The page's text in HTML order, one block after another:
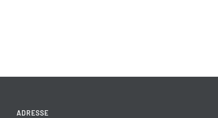
ADRESSE